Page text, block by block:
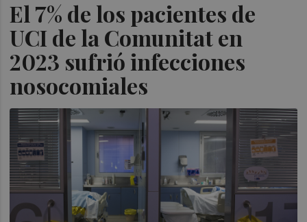
El 7% de los pacientes de
UCI de la Comunitat en
2023 sufrió infecciones
nosocomiales